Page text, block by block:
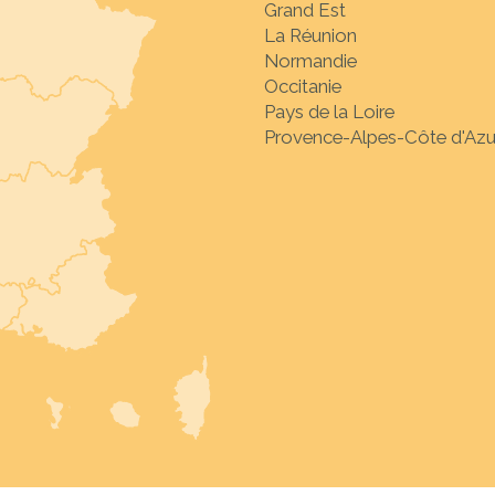
Grand Est
La Réunion
Normandie
Occitanie
Pays de la Loire
Provence-Alpes-Côte